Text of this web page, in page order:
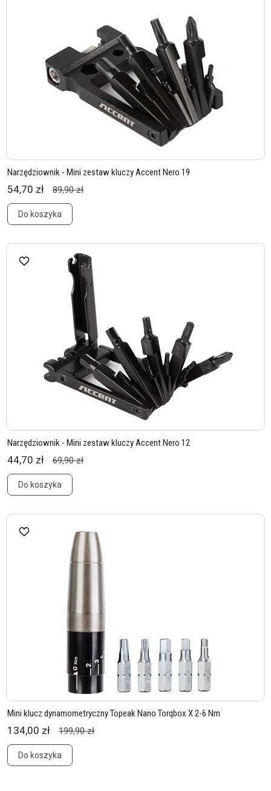
Narzędziownik - Mini zestaw kluczy Accent Nero 19
54,70 zł 89,90 zł
Do koszyka
Narzędziownik - Mini zestaw kluczy Accent Nero 12
44,70 zł 69,90 zł
Do koszyka
Mini klucz dynamometryczny Topeak Nano Torqbox X 2-6 Nm
134,00 zł 199,90 zł
Do koszyka